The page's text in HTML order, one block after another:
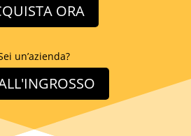
ORA
un’azienda?